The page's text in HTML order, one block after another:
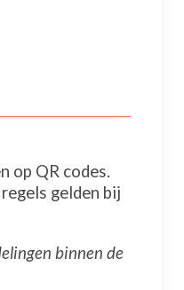
op QR codes.
gelden bij
binnen de